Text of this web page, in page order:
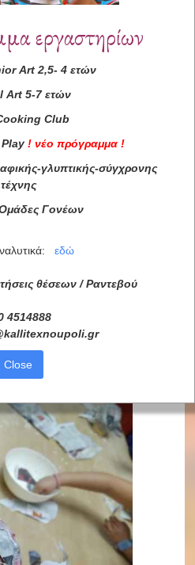
εργαστηρίων
Art2,5- 4 ετών
Art 5-7 ετών
Club
Play ! νέο πρόγραμμα !
γλυπτικής-σύγχρονης
τέχνης
Γονέων
εδώ
θέσεων / Ραντεβού
4514888
kallitexnoupoli.gr
Close